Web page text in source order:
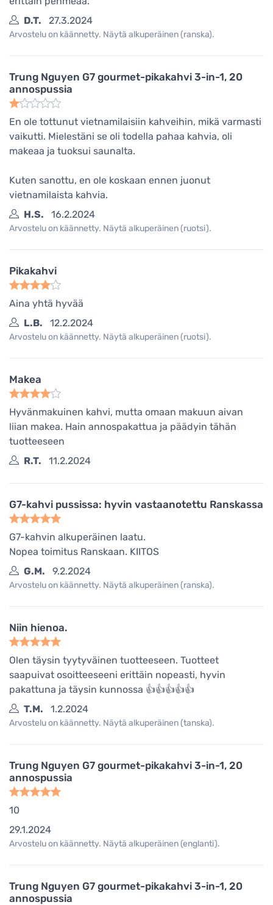
D.T.
27.3.2024
Arvostelu on käännetty. Näytä alkuperäinen (ranska).
Trung Nguyen G7 gourmet-pikakahvi 3-in-1, 20
annospussia
En ole tottunut vietnamilaisiin kahveihin, mikä varmasti
vaikutti. Mielestäni se oli todella pahaa kahvia, oli
makeaa ja tuoksui saunalta.
Kuten sanottu, en ole koskaan ennen juonut
vietnamilaista kahvia.
H.S.
16.2.2024
Arvostelu on käännetty. Näytä alkuperäinen (ruotsi).
Pikakahvi
Aina yhtä hyvää
L.B.
12.2.2024
Arvostelu on käännetty. Näytä alkuperäinen (ruotsi).
Makea
Hyvänmakuinen kahvi, mutta omaan makuun aivan
liian makea. Hain annospakattua ja päädyin tähän
tuotteeseen
R.T.
11.2.2024
G7-kahvi pussissa: hyvin vastaanotettu Ranskassa
G7-kahvin alkuperäinen laatu.
Nopea toimitus Ranskaan. KIITOS
G.M.
9.2.2024
Arvostelu on käännetty. Näytä alkuperäinen (ranska).
Niin hienoa.
Olen täysin tyytyväinen tuotteeseen. Tuotteet
saapuivat osoitteeseeni erittäin nopeasti, hyvin
pakattuna ja täysin kunnossa 👍👍👍👍👍
T.M.
1.2.2024
Arvostelu on käännetty. Näytä alkuperäinen (tanska).
Trung Nguyen G7 gourmet-pikakahvi 3-in-1, 20
annospussia
10
29.1.2024
Arvostelu on käännetty. Näytä alkuperäinen (englanti).
Trung Nguyen G7 gourmet-pikakahvi 3-in-1, 20
annospussia